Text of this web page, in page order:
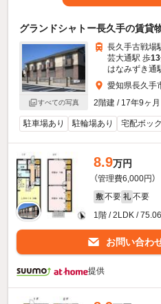
グランドシャトー長久手の賃貸
すべての写真
長久手古戦場
芸大通駅 歩13
はなみずき通
愛知県長久手
2階建 / 17年9ヶ
駐車場あり 駐輪場あり 宅配ボッ
8.9万円
（管理費6,000円）
敷 不要 礼 不要
1階 / 2LDK /
お問い合わ
提供